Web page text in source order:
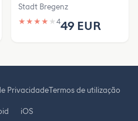
Stadt Bregenz
★ ★ ★ ★ ★ 449 EUR
PrivacidadeTermos de utilização
iOS